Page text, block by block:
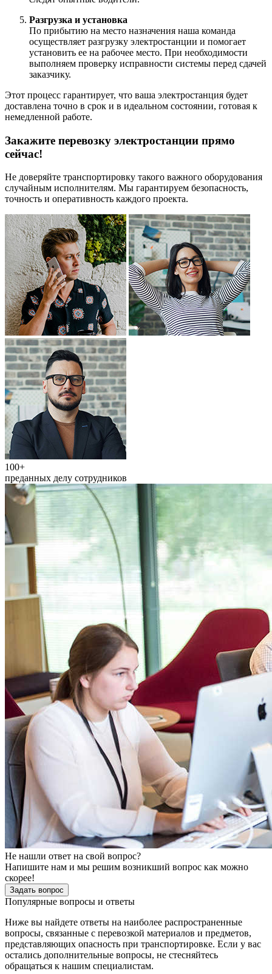
Разгрузка и установка
По прибытию на место назначения наша команда
осуществляет разгрузку электростанции и помогает
установить ее на рабочее место. При необходимости
выполняем проверку исправности системы перед сдачей
заказчику.
Этот процесс гарантирует, что ваша электростанция будет
доставлена точно в срок и в идеальном состоянии, готовая к
немедленной работе.
Закажите перевозку электростанции прямо
сейчас!
Не доверяйте транспортировку такого важного оборудования
случайным исполнителям. Мы гарантируем безопасность,
точность и оперативность каждого проекта.
100+
преданных делу сотрудников
Не нашли ответ на свой вопрос?
Напишите нам и мы решим возникший вопрос как можно
скорее!
Задать вопрос
Популярные вопросы и ответы
Ниже вы найдете ответы на наиболее распространенные
вопросы, связанные с перевозкой материалов и предметов,
представляющих опасность при транспортировке. Если у вас
остались дополнительные вопросы, не стесняйтесь
обращаться к нашим специалистам.